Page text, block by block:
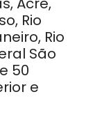
Rio
Rio
São
50
e